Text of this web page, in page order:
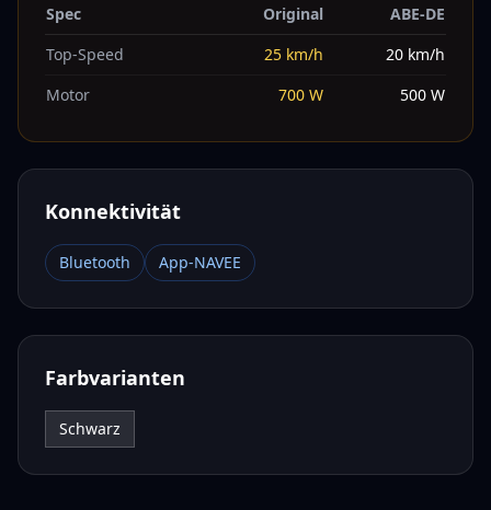
Spec Original
ABE-DE
Top-Speed
25 km/h 20 km/h
Motor
700 W 500 W
Konnektivität
Bluetooth App-NAVEE
Farbvarianten
Schwarz